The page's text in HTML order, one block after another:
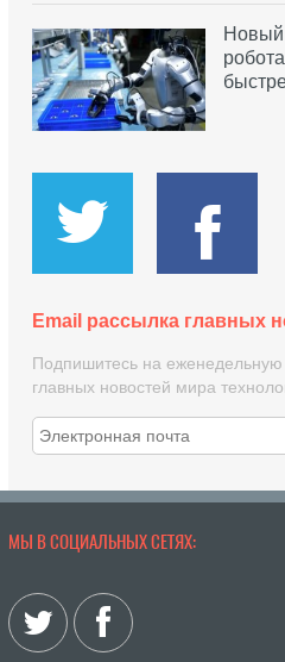
Новый
Email рассылка главных
Подпишитесь на еженедельную
главных новостей мира
МЫ В СОЦИАЛЬНЫХ СЕТЯХ: